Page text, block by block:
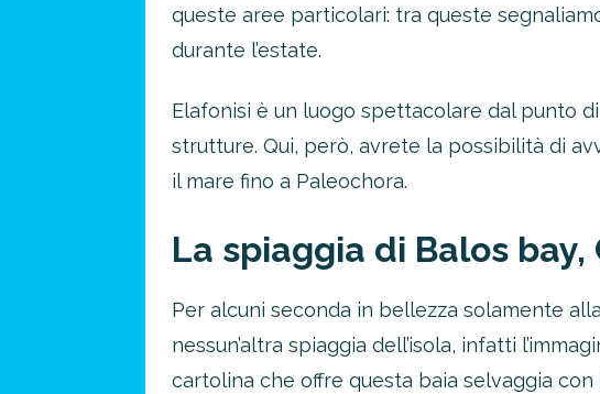
queste aree particolari: tra queste
durante l’estate.
Elafonisi è un luogo spettacolare dal punto
strutture. Qui, però, avrete la possibilità di
il mare fino a Paleochora.
La spiaggia di Balos bay,
Per alcuni seconda in bellezza solamente
nessun’altra spiaggia dell’isola, infatti
cartolina che offre questa baia selvaggia con